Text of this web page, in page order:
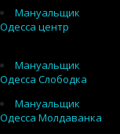
Мануальщик
Одесса центр
Мануальщик
Одесса Слободка
Мануальщик
Одесса Молдаванка